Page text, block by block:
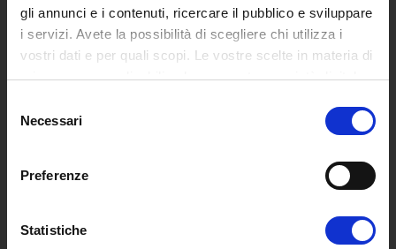
gli annunci e i contenuti, ricercare il pubblico e sviluppare
i servizi. Avete la possibilità di scegliere chi utilizza i
vostri dati e per quali scopi. Le vostre scelte in materia di
privacy sono applicabili solo su questa proprietà digitale
modificare o revocare il proprio consenso in qualsiasi
momento dalla Dichiarazione sui cookie o facendo clic
raccogliere informazioni sulla tua posizione
delNecessari
Preferenze
Statistiche
DIDATTICA
Corsi di Laurea
Corsi di Perfezionamento
Percorsi abilitanti di formazione iniziale degli insegnanti
Certificazioni e Alta Formazione Professionale